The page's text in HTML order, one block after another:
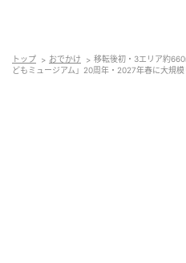
トップ おでかけ
移転後初・3エリア約
どもミュージアム」20周年・2027年春に大規